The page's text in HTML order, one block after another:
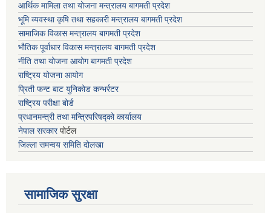
आर्थिक मामिला तथा योजना मन्त्रालय बागमती प्रदेश
भूमि व्यवस्था कृषि तथा सहकारी मन्त्रालय बागमती प्रदेश
सामाजिक विकास मन्त्रालय बागमती प्रदेश
भौतिक पूर्वाधार विकास मन्त्रालय बागमती प्रदेश
नीति तथा योजना आयोग बागमती प्रदेश
राष्ट्रिय योजना आयोग
प्रिती फन्ट बाट युनिकोड कन्भर्रटर
राष्ट्रिय परीक्षा बोर्ड
प्रधानमन्त्री तथा मन्त्रिपरिषद्को कार्यालय
नेपाल सरकारपोर्टल
जिल्ला समन्वय समिति दोलखा
सामाजिक सुरक्षा